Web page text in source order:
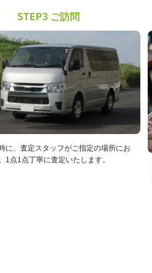
STEP3 ご訪問
に、査定スタッフがご指定の場所にお
1点1点丁寧に査定いたします。